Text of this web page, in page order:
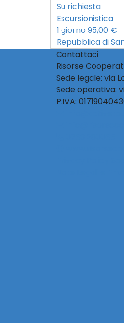
Su richiesta
Escursionistica
1 giorno 95,00 €
Repubblica di
Contattaci
Risorse
Sede legale: via
Sede operativa:
P.IVA: